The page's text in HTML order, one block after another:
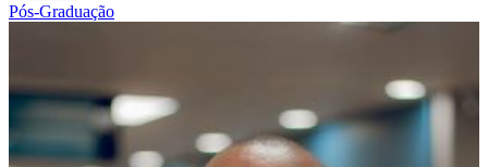
Pós-Graduação